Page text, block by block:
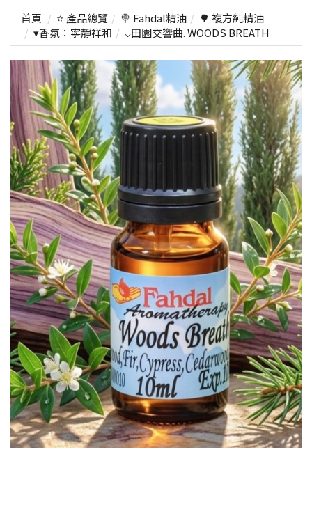
首頁 ⭐ 產品總覽 🍭 Fahdal精油
🌳 複方純精油
▾香氛：寧靜祥和
⌵田園交響曲. WOODS BREATH